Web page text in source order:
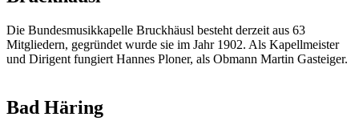
Die Bundesmusikkapelle Bruckhäusl besteht derzeit aus 63
Mitgliedern, gegründet wurde sie im Jahr 1902. Als Kapellmeister
und Dirigent fungiert Hannes Ploner, als Obmann Martin Gasteiger.
Bad Häring